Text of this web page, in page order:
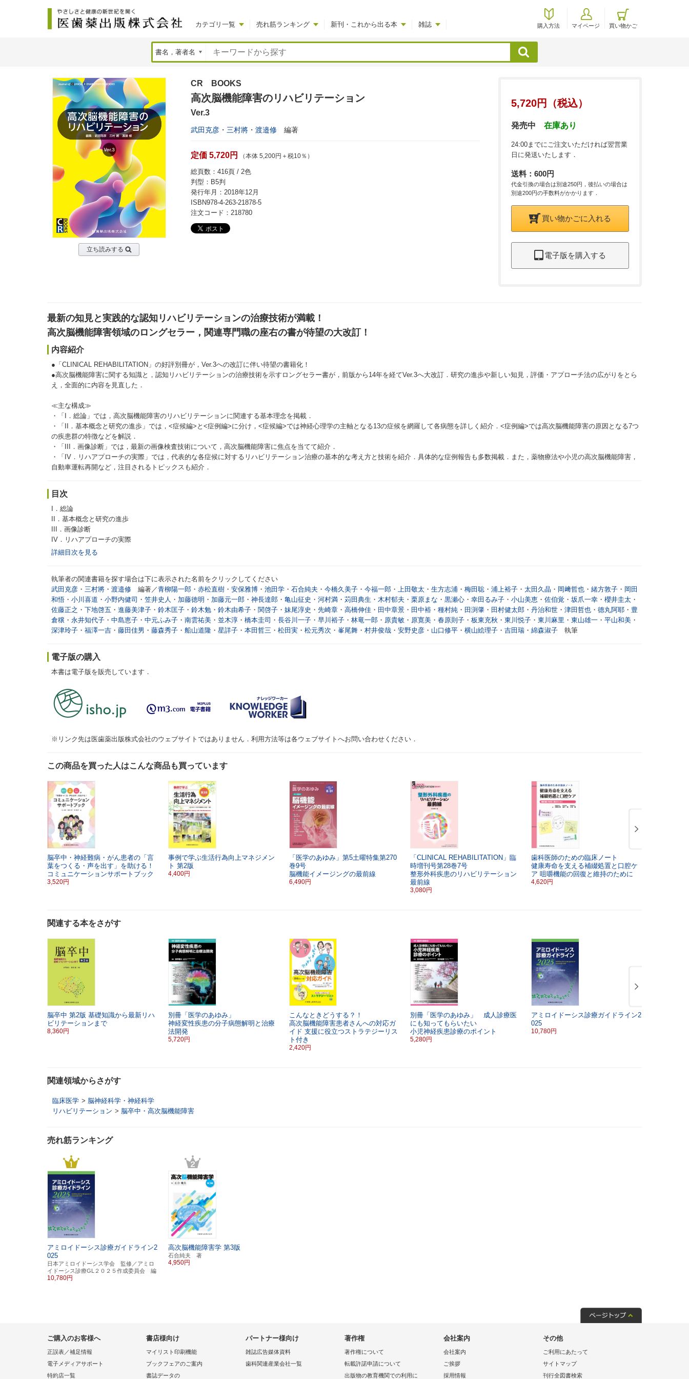
カテゴリ一覧 売れ筋ランキング 新刊・これから出る本 雑誌 購入方法 マイページ 買い物かご
検索
立ち読みする
5,720円（税込）
発売中 在庫あり
24:00までにご注文いただければ翌営業
日に発送いたします．
送料：600円
代金引換の場合は別途250円，後払いの場合は
別途200円の手数料がかかります．
買い物かごに入れる
電子版を購入する
CR BOOKS
高次脳機能障害のリハビリテーション
Ver.3
武田克彦 ・ 三村將 ・ 渡邉修 編著
定価 5,720円 （本体 5,200円＋税10％）
総頁数：416頁 / 2色
判型：B5判
発行年月：2018年12月
ISBN978-4-263-21878-5
注文コード：218780
最新の知見と実践的な認知リハビリテーションの治療技術が満載！
高次脳機能障害領域のロングセラー，関連専門職の座右の書が待望の大改訂！
内容紹介
●「CLINICAL REHABILITATION」の好評別冊が，Ver.3への改訂に伴い待望の書籍化！
●高次脳機能障害に関する知識と，認知リハビリテーションの治療技術を示すロングセラー書が，前版から14年を経てVer.3へ大改訂．研究の進歩や新しい知見，評価・アプローチ法の広がりをとら
え，全面的に内容を見直した．
≪主な構成≫
・「I．総論」では，高次脳機能障害のリハビリテーションに関連する基本理念を掲載．
・「II．基本概念と研究の進歩」では，<症候編>と<症例編>に分け，<症候編>では神経心理学の主軸となる13の症候を網羅して各病態を詳しく紹介．<症例編>では高次脳機能障害の原因となる7つ
の疾患群の特徴などを解説．
・「III．画像診断」では，最新の画像検査技術について，高次脳機能障害に焦点を当てて紹介．
・「IV．リハアプローチの実際」では，代表的な各症候に対するリハビリテーション治療の基本的な考え方と技術を紹介．具体的な症例報告も多数掲載．また，薬物療法や小児の高次脳機能障害，
自動車運転再開など，注目されるトピックスも紹介．
目次
I．総論
II．基本概念と研究の進歩
III．画像診断
IV．リハアプローチの実際
詳細目次を見る
執筆者の関連書籍を探す場合は下に表示された名前をクリックしてください
武田克彦 ・ 三村將 ・ 渡邉修 編著／青柳陽一郎 ・ 赤松直樹 ・ 安保雅博 ・ 池田学 ・ 石合純夫 ・ 今橋久美子 ・ 今福一郎 ・ 上田敬太 ・ 生方志浦 ・ 梅田聡 ・ 浦上裕子 ・ 太田久晶 ・ 岡﨑哲也 ・ 緒方敦子 ・ 岡田
和悟 ・ 小川喜道 ・ 小野内健司 ・ 笠井史人 ・ 加藤徳明 ・ 加藤元一郎 ・ 神長達郎 ・ 亀山征史 ・ 河村満 ・ 苅田典生 ・ 木村郁夫 ・ 栗原まな ・ 黒瀬心 ・ 幸田るみ子 ・ 小山美恵 ・ 佐伯覚 ・ 坂爪一幸 ・ 櫻井圭太 ・
佐藤正之 ・ 下地啓五 ・ 進藤美津子 ・ 鈴木匡子 ・ 鈴木勉 ・ 鈴木由希子 ・ 関啓子 ・ 妹尾淳史 ・ 先崎章 ・ 高橋伸佳 ・ 田中章景 ・ 田中裕 ・ 種村純 ・ 田渕肇 ・ 田村健太郎 ・ 丹治和世 ・ 津田哲也 ・ 德丸阿耶 ・ 豊
倉穣 ・ 永井知代子 ・ 中島恵子 ・ 中元ふみ子 ・ 南雲祐美 ・ 並木淳 ・ 橋本圭司 ・ 長谷川一子 ・ 早川裕子 ・ 林竜一郎 ・ 原貴敏 ・ 原寛美 ・ 春原則子 ・ 板東充秋 ・ 東川悦子 ・ 東川麻里 ・ 東山雄一 ・ 平山和美 ・
深津玲子 ・ 福澤一吉 ・ 藤田佳男 ・ 藤森秀子 ・ 船山道隆 ・ 星詳子 ・ 本田哲三 ・ 松田実 ・ 松元秀次 ・ 峯尾舞 ・ 村井俊哉 ・ 安野史彦 ・ 山口修平 ・ 横山絵理子 ・ 吉田瑞 ・ 綿森淑子 執筆
電子版の購入
本書は電子版を販売しています．
※リンク先は医歯薬出版株式会社のウェブサイトではありません．利用方法等は各ウェブサイトへお問い合わせください．
この商品を買った人はこんな商品も買っています
脳卒中・神経難病・がん患者の「言
葉をつくる・声を出す」を助ける！
コミュニケーションサポートブック
3,520円
事例で学ぶ生活行為向上マネジメン
ト 第2版
4,400円
「医学のあゆみ」第5土曜特集第270
巻9号
脳機能イメージングの最前線
6,490円
「CLINICAL REHABILITATION」臨
時増刊号第28巻7号
整形外科疾患のリハビリテーション
最前線
3,080円
歯科医師のための臨床ノート
健康寿命を支える補綴処置と口腔ケ
ア 咀嚼機能の回復と維持のために
4,620円
関連する本をさがす
脳卒中 第2版 基礎知識から最新リハ
ビリテーションまで
8,360円
別冊「医学のあゆみ」
神経変性疾患の分子病態解明と治療
法開発
5,720円
こんなときどうする？！
高次脳機能障害患者さんへの対応ガ
イド 支援に役立つストラテジーリス
ト付き
2,420円
別冊「医学のあゆみ」 成人診療医
にも知ってもらいたい
小児神経疾患診療のポイント
5,280円
アミロイドーシス診療ガイドライン2
025
10,780円
関連領域からさがす
臨床医学 > 脳神経科学・神経科学
リハビリテーション > 脳卒中・高次脳機能障害
売れ筋ランキング
アミロイドーシス診療ガイドライン2
025
日本アミロイドーシス学会 監修／アミロ
イドーシス診療GL２０２５作成委員会 編
10,780円
高次脳機能障害学 第3版
石合純夫 著
4,950円
ご購入のお客様へ
正誤表／補足情報
電子メディアサポート
特約店一覧
書店様向け
マイリスト印刷機能
ブックフェアのご案内
書誌データの
パートナー様向け
雑誌広告媒体資料
歯科関連産業会社一覧
著作権
著作権について
転載許諾申請について
出版物の教育機関での利用に
会社案内
会社案内
ご挨拶
採用情報
その他
ご利用にあたって
サイトマップ
刊行全図書検索